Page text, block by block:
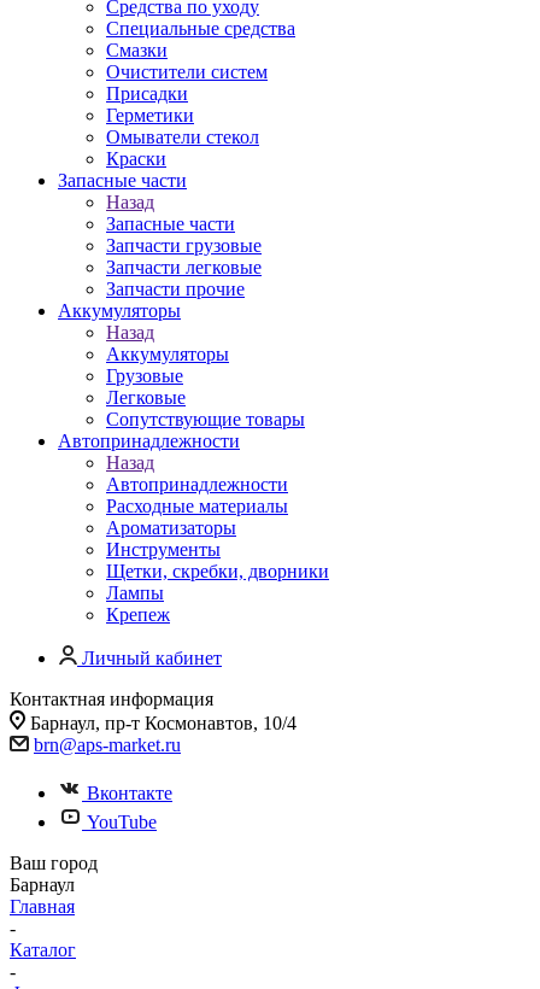
Средства по уходу
Специальные средства
Смазки
Очистители систем
Присадки
Герметики
Омыватели стекол
Краски
Запасные части
Назад
Запасные части
Запчасти грузовые
Запчасти легковые
Запчасти прочие
Аккумуляторы
Назад
Аккумуляторы
Грузовые
Легковые
Сопутствующие товары
Автопринадлежности
Назад
Автопринадлежности
Расходные материалы
Ароматизаторы
Инструменты
Щетки, скребки, дворники
Лампы
Крепеж
Личный кабинет
Контактная информация
Барнаул, пр-т Космонавтов, 10/4
brn@aps-market.ru
Вконтакте
YouTube
Ваш город
Барнаул
Главная
-
Каталог
-